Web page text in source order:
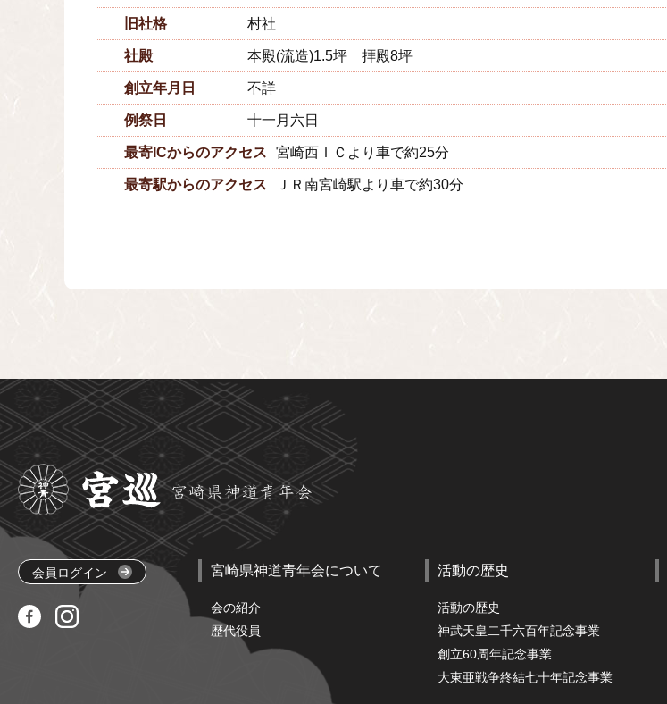
旧社格 村社
社殿 本殿(流造)1.5坪 拝殿8坪
創立年月日 不詳
例祭日 十一月六日
最寄ICからのアクセス 宮崎西ＩＣより車で約25分
最寄駅からのアクセス ＪＲ南宮崎駅より車で約30分
会員ログイン 宮崎県神道青年会について
会の紹介
歴代役員
活動の歴史
活動の歴史
神武天皇二千六百年記念事業
創立60周年記念事業
大東亜戦争終結七十年記念事業